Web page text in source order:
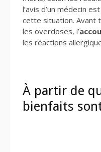
l’avis d’un médecin
cette situation. Avant
les overdoses, l’
les réactions
À partir de
bienfaits